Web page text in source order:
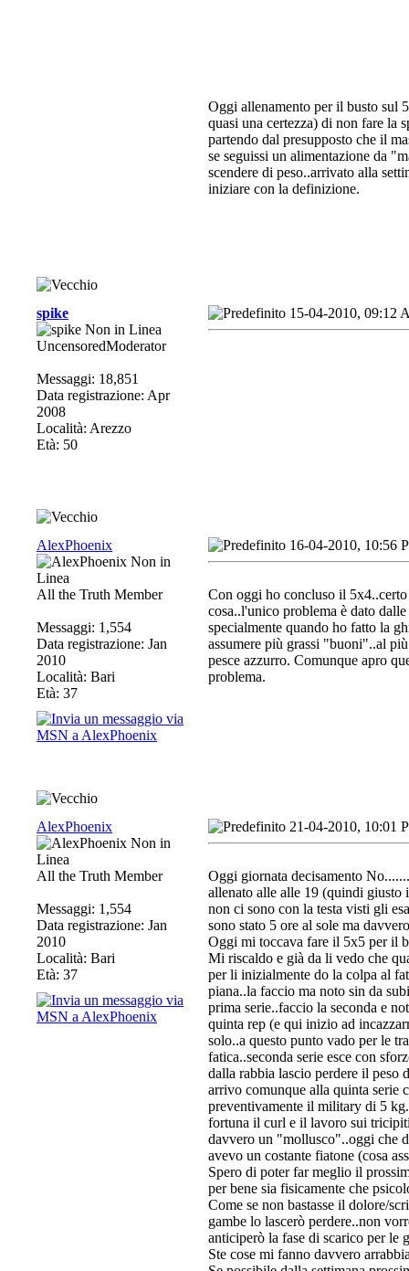
Oggi allenamento per il busto sul
quasi una certezza) di non fare la
partendo dal presupposto che il
se seguissi un alimentazione da
scendere di peso..arrivato alla
iniziare con la definizione.
spike
UncensoredModerator
Messaggi: 18,851
Data registrazione: Apr
2008
Località: Arezzo
Età: 50
15-04-2010, 09:12
AlexPhoenix
All the Truth Member
Messaggi: 1,554
Data registrazione: Jan
2010
Località: Bari
Età: 37
16-04-2010, 10:56
Con oggi ho concluso il 5x4..certo
cosa..l'unico problema è dato
specialmente quando ho fatto la
assumere più grassi "buoni"..al
pesce azzurro. Comunque apro
problema.
AlexPhoenix
All the Truth Member
Messaggi: 1,554
Data registrazione: Jan
2010
Località: Bari
Età: 37
21-04-2010, 10:01
Oggi giornata decisamento
allenato alle alle 19 (quindi giusto
non ci sono con la testa visti gli
sono stato 5 ore al sole ma
Oggi mi toccava fare il 5x5 per il
Mi riscaldo e già da li vedo che
per li inizialmente do la colpa al
piana..la faccio ma noto sin da
prima serie..faccio la seconda e
quinta rep (e qui inizio ad
solo..a questo punto vado per le
fatica..seconda serie esce con
dalla rabbia lascio perdere il peso
arrivo comunque alla quinta serie
preventivamente il military di 5
fortuna il curl e il lavoro sui
davvero un "mollusco"..oggi che
avevo un costante fiatone (cosa
Spero di poter far meglio il
per bene sia fisicamente che
Come se non bastasse il dolore/
gambe lo lascerò perdere..non
anticiperò la fase di scarico per le
Ste cose mi fanno davvero